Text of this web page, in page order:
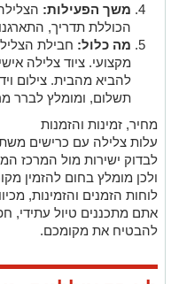
משך הפעילות:
הכוללת תדריך,
מה כלול: חבילת
מקצועי. ציוד צלילה
להביא מהבית. צילום
תשלום, ומומלץ לברר
מחיר, זמינות והזמנות
עלות צלילה עם כרישים
לבדוק ישירות מול המרכז
ולכן מומלץ בחום להזמין
לוחות הזמנים והזמינות,
להבטיח את מקומכם.